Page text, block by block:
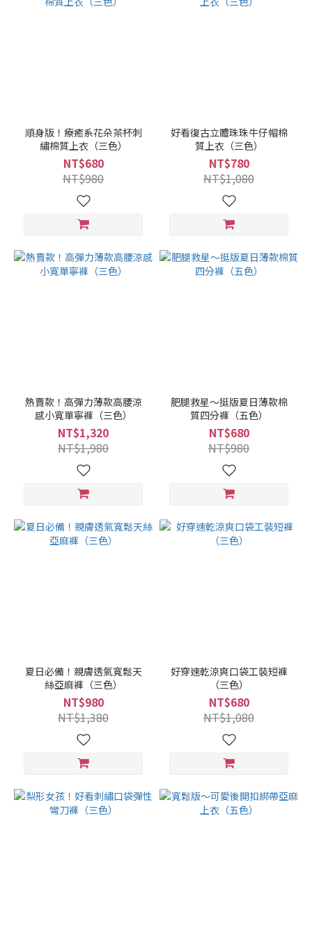
順身版！療癒系花朵茶杯刺
繡棉質上衣（三色）
NT$680
NT$980
好看復古立體珠珠牛仔帽棉
質上衣（三色）
NT$780
NT$1,080
熱賣款！高彈力薄款高腰涼
感小寬單寧褲（三色）
NT$1,320
NT$1,980
肥腿救星～挺版夏日薄款棉
質四分褲（五色）
NT$680
NT$980
夏日必備！親膚透氣寬鬆天
絲亞麻褲（三色）
NT$980
NT$1,380
好穿速乾涼爽口袋工裝短褲
（三色）
NT$680
NT$1,080